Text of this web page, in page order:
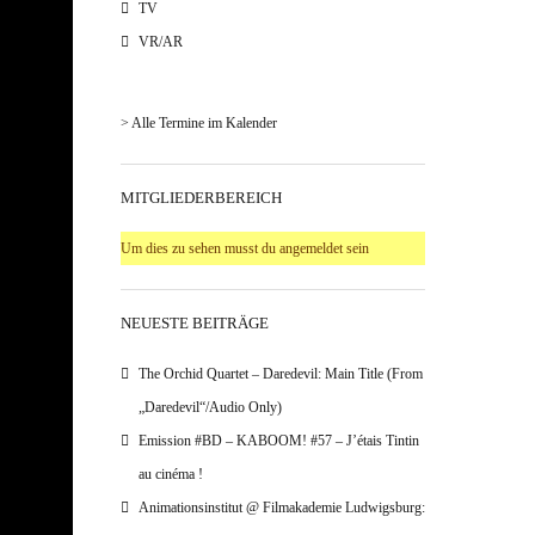
TV
VR/AR
> Alle Termine im Kalender
MITGLIEDERBEREICH
Um dies zu sehen musst du angemeldet sein
NEUESTE BEITRÄGE
The Orchid Quartet – Daredevil: Main Title (From
„Daredevil“/Audio Only)
Emission #BD – KABOOM! #57 – J’étais Tintin
au cinéma !
Animationsinstitut @ Filmakademie Ludwigsburg: